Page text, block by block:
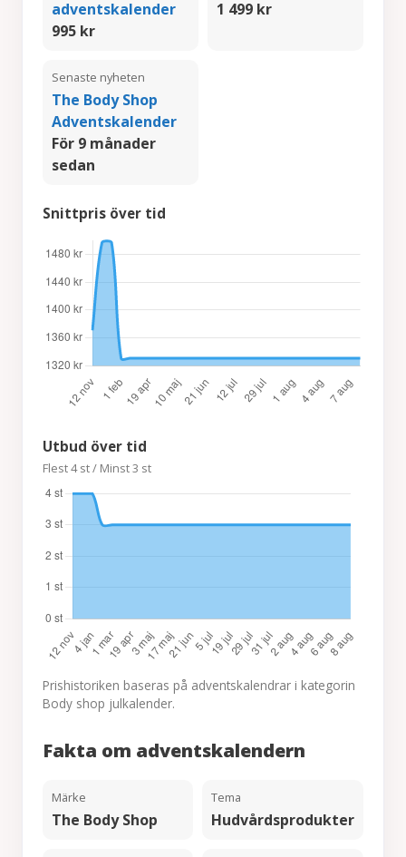
adventskalender
995 kr
1 499 kr
Senaste nyheten
The Body Shop
Adventskalender
För 9 månader
sedan
Snittpris över tid
Utbud över tid
Flest 4 st / Minst 3 st
Prishistoriken baseras på adventskalendrar i kategorin
Body shop julkalender.
Fakta om adventskalendern
Märke
The Body Shop
Tema
Hudvårdsprodukter